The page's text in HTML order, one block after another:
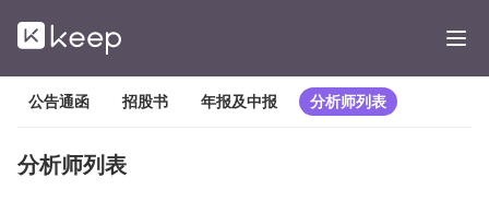
公告通函 招股书 年报及中报 分析师列表
分析师列表